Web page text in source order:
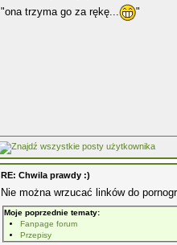
"ona trzyma go za rękę... "
RE: Chwila prawdy :)
Nie można wrzucać linków do
Moje poprzednie tematy:
Fanpage forum
Przepisy